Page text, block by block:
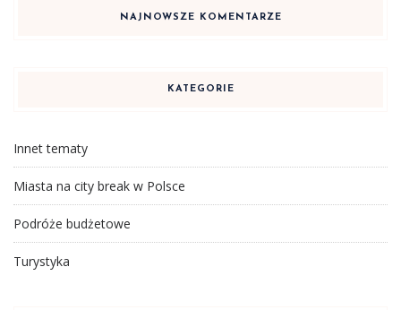
NAJNOWSZE KOMENTARZE
KATEGORIE
Innet tematy
Miasta na city break w Polsce
Podróże budżetowe
Turystyka